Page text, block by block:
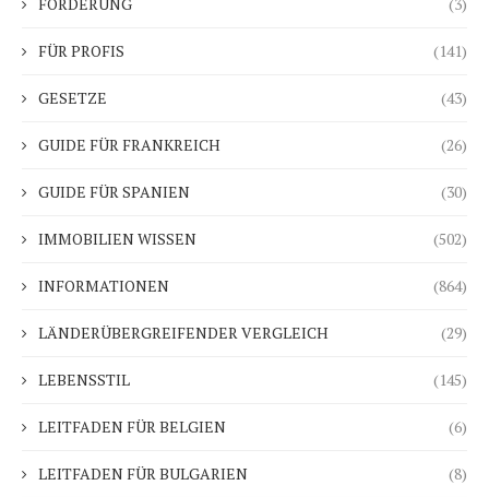
FÖRDERUNG (3)
FÜR PROFIS (141)
GESETZE (43)
GUIDE FÜR FRANKREICH (26)
GUIDE FÜR SPANIEN (30)
IMMOBILIEN WISSEN (502)
INFORMATIONEN (864)
LÄNDERÜBERGREIFENDER VERGLEICH (29)
LEBENSSTIL (145)
LEITFADEN FÜR BELGIEN (6)
LEITFADEN FÜR BULGARIEN (8)